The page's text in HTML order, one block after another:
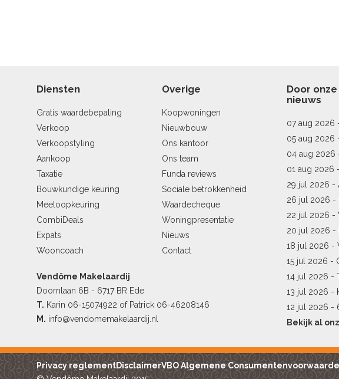
Diensten
Gratis waardebepaling
Verkoop
Verkoopstyling
Aankoop
Taxatie
Bouwkundige keuring
Meeloopkeuring
CombiDeals
Expats
Wooncoach
Overige
Koopwoningen
Nieuwbouw
Ons kantoor
Ons team
Funda reviews
Sociale betrokkenheid
Waardecheque
Woningpresentatie
Nieuws
Contact
Vendôme Makelaardij
Doornlaan 6B - 6717 BR Ede
T. Karin 06-15074922 of Patrick 06-46208146
M. info@vendomemakelaardij.nl
Door
nieuws
07 aug 2026
stijgt
05 aug 2026
04 aug 2026
01 aug 2026 -
29 jul 2026 -
26 jul 2026 -
22 jul 2026 -
Pekela
20 jul 2026 -
18 jul 2026 -
15 jul 2026 -
14 jul 2026 -
13 jul 2026 -
12 jul 2026 -
Bekijk al
Privacy reglementDisclaimerVBO Algemene